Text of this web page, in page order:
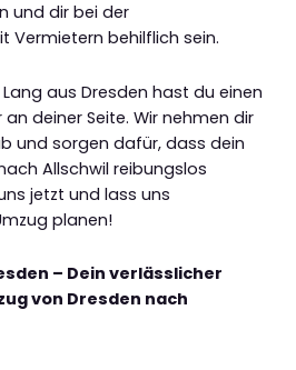
und dir bei der
Vermietern behilflich sein.
aus Dresden hast du einen
deiner Seite. Wir nehmen dir
und sorgen dafür, dass dein
Allschwil reibungslos
jetzt und lass uns
planen!
– Dein verlässlicher
von Dresden nach